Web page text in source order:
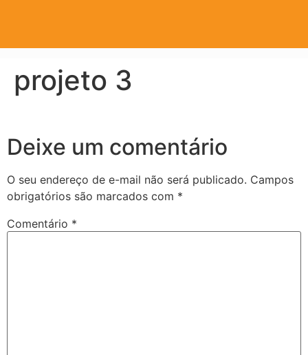
projeto 3
Deixe um comentário
O seu endereço de e-mail não será publicado. Campos
obrigatórios são marcados com *
Comentário *